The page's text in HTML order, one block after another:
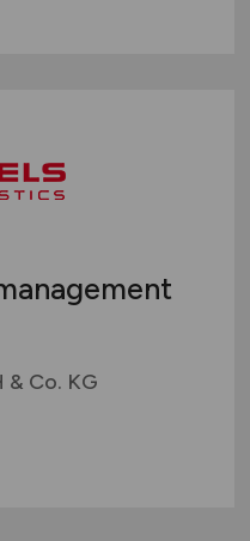
& Co. KG